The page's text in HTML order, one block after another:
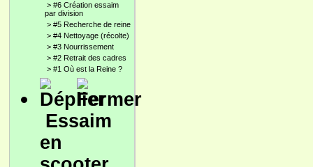
> #6 Création essaim
par division
> #5 Recherche de reine
> #4 Nettoyage (récolte)
> #3 Nourrissement
> #2 Retrait des cadres
> #1 Où est la Reine ?
Essaim
en